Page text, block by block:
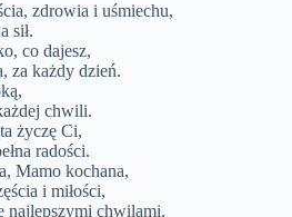
zdrowia i uśmiechu,
sił.
co dajesz,
za każdy dzień.
chwili.
życzę Ci,
radości.
Mamo kochana,
i miłości,
najlepszymi chwilami,